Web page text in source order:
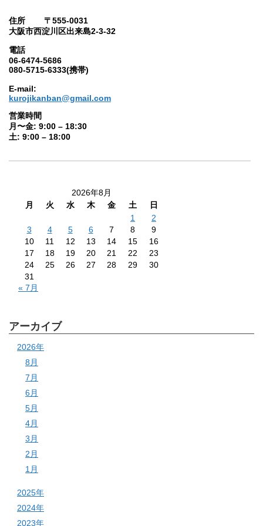
住所 〒555-0031
大阪市西淀川区出来島2-3-32
電話
06-6474-5686
080-5715-6333(携帯)
E-mail:
kurojikanban@gmail.com
営業時間
月〜金: 9:00 – 18:30
土: 9:00 – 18:00
2026年8月
月
火 水 木 金 土
日
1
2
3
4 5 6 7 8
9
10
11 12 13 14 15
16
17
18 19 20 21 22
23
24
25 26 27 28 29
30
31
« 7月
アーカイブ
2026年
8月
7月
6月
5月
4月
3月
2月
1月
2025年
2024年
2023年